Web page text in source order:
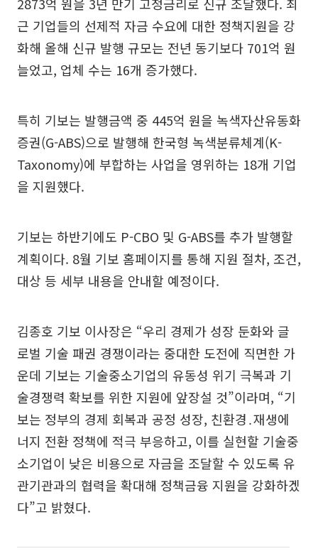
근 기업들의 선제적 자금 수요에 대한 정책지원을 강
화해 올해 신규 발행 규모는 전년 동기보다 701억 원
늘었고, 업체 수는 16개 증가했다.
특히 기보는 발행금액 중 445억 원을 녹색자산유동화
증권(G-ABS)으로 발행해 한국형 녹색분류체계(K-
Taxonomy)에 부합하는 사업을 영위하는 18개 기업
을 지원했다.
기보는 하반기에도 P-CBO 및 G-ABS를 추가 발행할
계획이다. 8월 기보 홈페이지를 통해 지원 절차, 조건,
대상 등 세부 내용을 안내할 예정이다.
김종호 기보 이사장은 “우리 경제가 성장 둔화와 글
로벌 기술 패권 경쟁이라는 중대한 도전에 직면한 가
운데 기보는 기술중소기업의 유동성 위기 극복과 기
술경쟁력 확보를 위한 지원에 앞장설 것”이라며, “기
보는 정부의 경제 회복과 공정 성장, 친환경․재생에
너지 전환 정책에 적극 부응하고, 이를 실현할 기술중
소기업이 낮은 비용으로 자금을 조달할 수 있도록 유
관기관과의 협력을 확대해 정책금융 지원을 강화하겠
다”고 밝혔다.